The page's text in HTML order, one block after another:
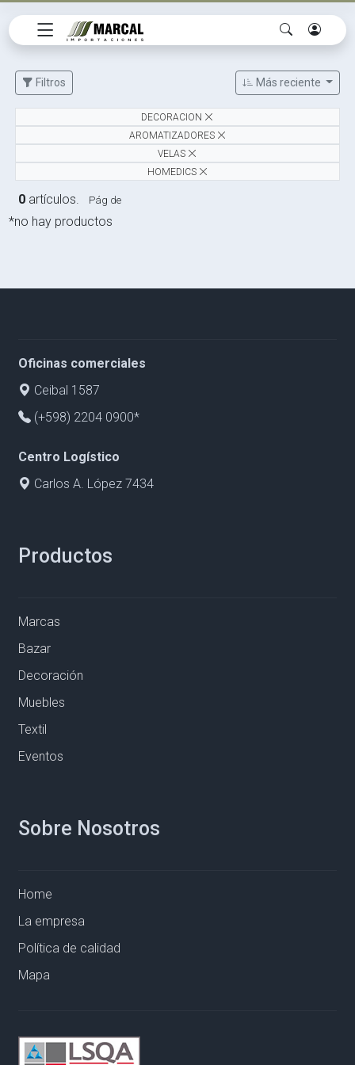
Filtros Más reciente
DECORACION
AROMATIZADORES
VELAS
HOMEDICS
*no hay productos
0 artículos. Pág de
Oficinas comerciales
Ceibal 1587
(+598) 2204 0900*
Centro Logístico
Carlos A. López 7434
Productos
Marcas
Bazar
Decoración
Muebles
Textil
Eventos
Sobre Nosotros
Home
La empresa
Política de calidad
Mapa